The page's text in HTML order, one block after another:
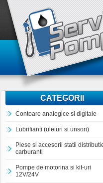
CATEGORII
Contoare analogice si digitale
Lubrifianti (uleiuri si unsori)
Piese si accesorii statii
carburanti
Pompe de motorina si kit-uri
12V/24V